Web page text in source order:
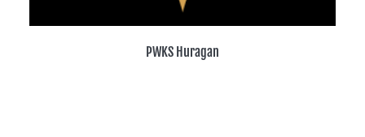
PWKS Huragan